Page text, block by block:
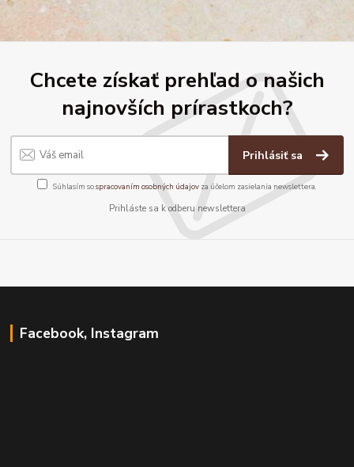
Chcete získať prehľad o našich
najnovších prírastkoch?
Prihlásiť sa
Súhlasím sospracovaním osobných údajov za účelom zasielania newslettera.
Prihláste sa k odberu newslettera
Facebook, Instagram